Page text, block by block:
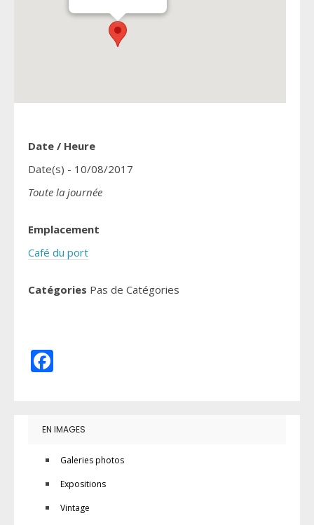
Date / Heure
Date(s) - 10/08/2017
Toute la journée
Emplacement
Café du port
Catégories Pas de Catégories
EN IMAGES
Galeries photos
Expositions
Vintage